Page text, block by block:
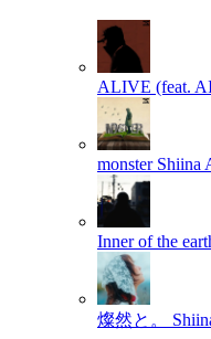
ALIVE (feat.
monster Shiina
Inner of the
燦然と。